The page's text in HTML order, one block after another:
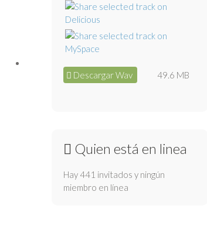
Descargar Wav 49.6 MB
Quien está en linea
Hay 441 invitados y ningún
miembro en línea